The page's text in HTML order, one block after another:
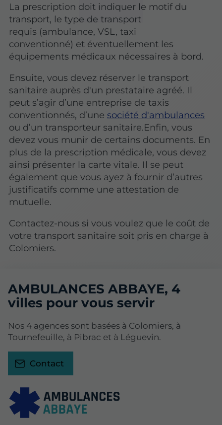
La prescription doit indiquer le motif du
transport, le type de transport
requis (ambulance, VSL, taxi
conventionné) et éventuellement les
équipements médicaux nécessaires à bord.
Ensuite, vous devez réserver le transport
sanitaire auprès d'un prestataire agréé. Il
peut s’agir d’une entreprise de taxis
conventionnés, d’unesociété d'ambulances
ou d’un transporteur sanitaire.Enfin, vous
devez vous munir de certains documents. En
plus de la prescription médicale, vous devez
ainsi présenter la carte vitale. Il se peut
également que vous ayez à fournir d’autres
justificatifs comme une attestation de
mutuelle.
Contactez-nous si vous voulez que le coût de
votre transport sanitaire soit pris en charge à
Colomiers.
AMBULANCES ABBAYE, 4
villes pour vous servir
Nos 4 agences sont basées à Colomiers, à
Tournefeuille, à Pibrac et à Léguevin.
Contact